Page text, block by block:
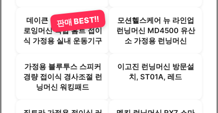
데이큰 5 in 1 트레드밀
로잉머신 복합 홈트 접이
식 가정용 실내 운동기구
판매 BEST!!
모션헬스케어 뉴 라인업
런닝머신 MD4500 유산
소 가정용 런닝머신
가정용 블루투스 스피커
경량 접이식 경사조절 런
닝머신 워킹패드
이고진 런닝머신 방문설
치, ST01A, 레드